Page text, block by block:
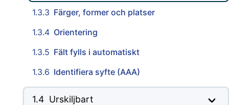
1.3.3 Färger, former och platser
1.3.4 Orientering
1.3.5 Fält fylls i automatiskt
1.3.6 Identifiera syfte (AAA)
1.4 Urskiljbart